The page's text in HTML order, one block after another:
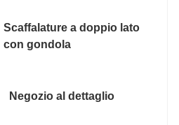
Scaffalature a doppio lato
con gondola
Negozio al dettaglio